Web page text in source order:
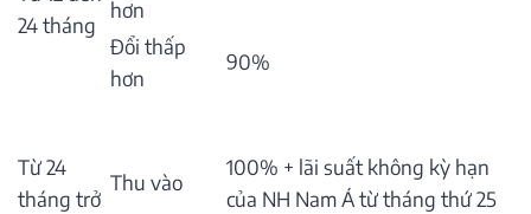
24 tháng
hơn
Đổi thấp
hơn
90%
Từ 24
tháng trở
Thu vào
100% + lãi suất không kỳ hạn
của NH Nam Á từ tháng thứ 25